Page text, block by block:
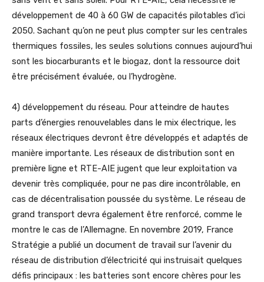
développement de 40 à 60 GW de capacités pilotables d’ici
2050. Sachant qu’on ne peut plus compter sur les centrales
thermiques fossiles, les seules solutions connues aujourd’hui
sont les biocarburants et le biogaz, dont la ressource doit
être précisément évaluée, ou l’hydrogène.
4) développement du réseau. Pour atteindre de hautes
parts d’énergies renouvelables dans le mix électrique, les
réseaux électriques devront être développés et adaptés de
manière importante. Les réseaux de distribution sont en
première ligne et RTE-AIE jugent que leur exploitation va
devenir très compliquée, pour ne pas dire incontrôlable, en
cas de décentralisation poussée du système. Le réseau de
grand transport devra également être renforcé, comme le
montre le cas de l’Allemagne. En novembre 2019, France
Stratégie a publié un document de travail sur l’avenir du
réseau de distribution d’électricité qui instruisait quelques
défis principaux : les batteries sont encore chères pour les